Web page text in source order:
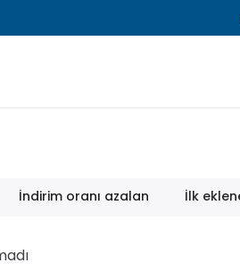
İndirim oranı azalan İlk